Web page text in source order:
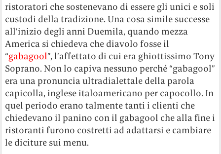
ristoratori che sostenevano di essere gli unici e soli
custodi della tradizione. Una cosa simile successe
all’inizio degli anni Duemila, quando mezza
America si chiedeva che diavolo fosse il
“gabagool”, l’affettato di cui era ghiottissimo Tony
Soprano. Non lo capiva nessuno perché “gabagool”
era una pronuncia ultradialettale della parola
capicolla, inglese italoamericano per capocollo. In
quel periodo erano talmente tanti i clienti che
chiedevano il panino con il gabagool che alla fine i
ristoranti furono costretti ad adattarsi e cambiare
le diciture sui menu.